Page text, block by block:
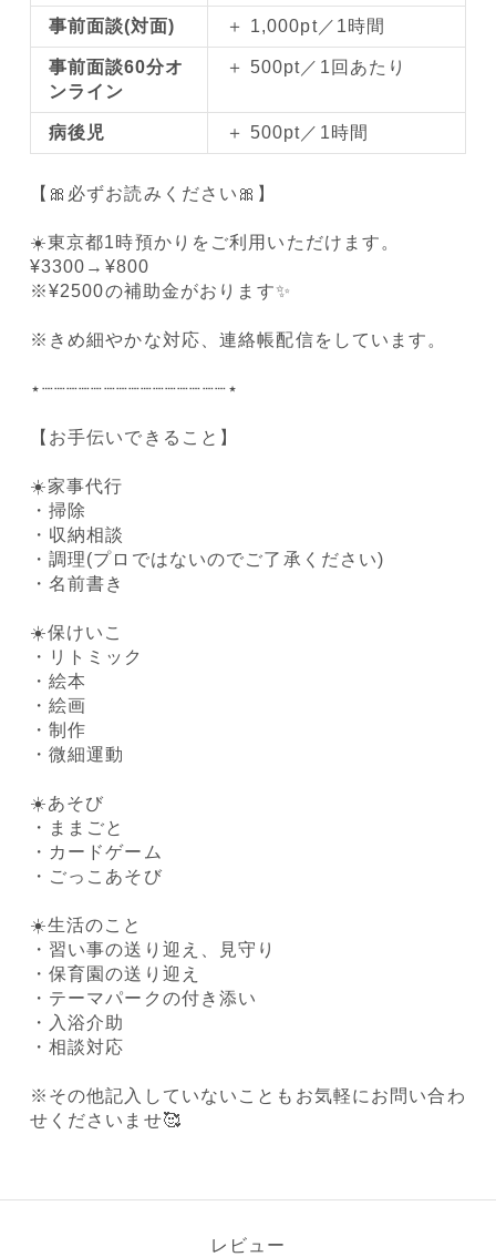
事前面談(対面) ＋ 1,000pt／1時間
事前面談60分オ
ンライン
＋ 500pt／1回あたり
病後児 ＋ 500pt／1時間
【🎀必ずお読みください🎀】
☀️東京都1時預かりをご利用いただけます。
¥3300→¥800
※¥2500の補助金がおります✨️
※きめ細やかな対応、連絡帳配信をしています。
⋆┈┈┈┈┈┈┈┈┈┈┈┈┈┈┈⋆
【お手伝いできること】
☀️家事代行
・掃除
・収納相談
・調理(プロではないのでご了承ください)
・名前書き
☀️保けいこ
・リトミック
・絵本
・絵画
・制作
・微細運動
☀️あそび
・ままごと
・カードゲーム
・ごっこあそび
☀️生活のこと
・習い事の送り迎え、見守り
・保育園の送り迎え
・テーマパークの付き添い
・入浴介助
・相談対応
※その他記入していないこともお気軽にお問い合わ
せくださいませ🥰
レビュー